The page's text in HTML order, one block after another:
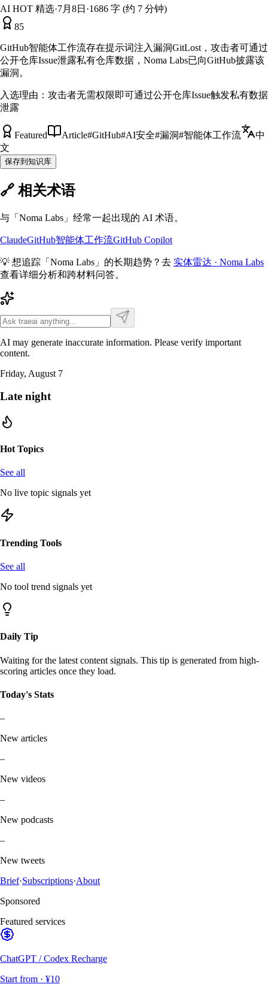
AI HOT 精选·7月8日 ·1686 字 (约 7 分钟)
85
GitHub智能体工作流存在提示词注入漏洞GitLost，攻击者可通过
公开仓库Issue泄露私有仓库数据，Noma Labs已向GitHub披露该
漏洞。
入选理由： 攻击者无需权限即可通过公开仓库Issue触发私有数据
泄露
Featured Article#GitHub#AI安全#漏洞#智能体工作流
中
文
保存到知识库
🔗 相关术语
与「 Noma Labs 」经常一起出现的 AI 术语。
ClaudeGitHub智能体工作流GitHub Copilot
💡 想追踪「 Noma Labs 」的长期趋势？去 实体雷达 · Noma Labs
查看详细分析和跨材料问答。
AI may generate inaccurate information. Please verify important
content.
Friday, August 7
Late night
Hot Topics
See all
No live topic signals yet
Trending Tools
See all
No tool trend signals yet
Daily Tip
Waiting for the latest content signals. This tip is generated from high-
scoring articles once they load.
Today's Stats
–
New articles
–
New videos
–
New podcasts
–
New tweets
Brief·Subscriptions·About
Sponsored
Featured services
ChatGPT / Codex Recharge
Start from · ¥10